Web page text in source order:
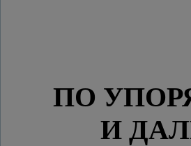
ПО
И